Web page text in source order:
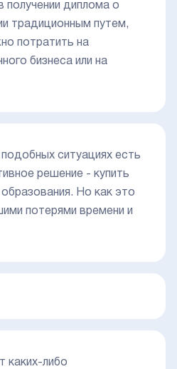
получении диплома о
традиционным путем,
потратить на
бизнеса или на
ситуациях есть
решение - купить
Но как это
потерями времени и
каких-либо